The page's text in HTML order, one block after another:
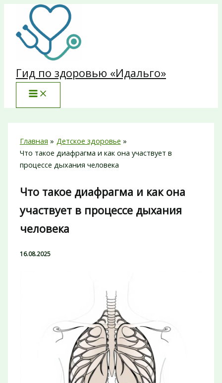
Перейти
содержимому
Гид по здоровью «Идальго»
Главная
Детское здоровье
Что такое диафрагма и как она участвует в
процессе дыхания человека
Что такое диафрагма и как она
участвует в процессе дыхания
человека
16.08.2025